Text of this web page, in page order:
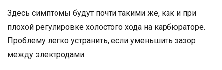
Здесь симптомы будут почти такими же, как и при
плохой регулировке холостого хода на карбюраторе.
Проблему легко устранить, если уменьшить зазор
между электродами.